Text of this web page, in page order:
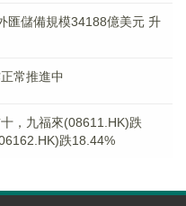
匯儲備規模34188億美元 升
常推進中
，九福來(08611.HK)跌
跌18.44%